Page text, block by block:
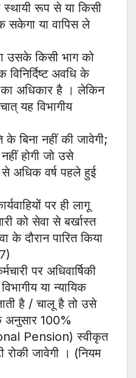
रूप से या किसी
सकेगा या वापिस ले
उसके किसी भाग को
अवधि के
का अधिकार है । लेकिन
यह विभागीय
बिना नहीं की जावेगी;
होगी जो उसे
अधिक वर्ष पहले हुई
पर ही लागू
को सेवा से बर्खास्त
दौरान पारित किया
पर अधिवार्षिकी
या न्यायिक
है / चालू है तो उसे
अनुसार 100%
Pension) स्वीकृत
रोकी जावेगी । (नियम